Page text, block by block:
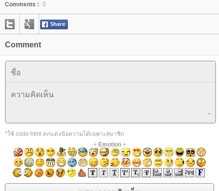
Comments : 0
Comment
*ใช้ code html ตกแต่งข้อความได้เฉพาะสมาชิก
+ Emotion+